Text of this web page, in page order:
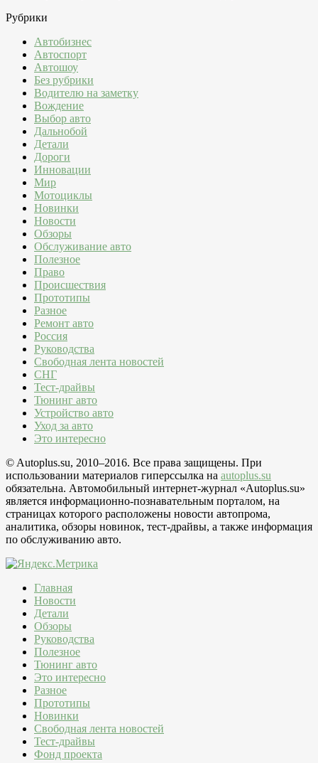
Рубрики
Автобизнес
Автоспорт
Автошоу
Без рубрики
Водителю на заметку
Вождение
Выбор авто
Дальнобой
Детали
Дороги
Инновации
Мир
Мотоциклы
Новинки
Новости
Обзоры
Обслуживание авто
Полезное
Право
Происшествия
Прототипы
Разное
Ремонт авто
Россия
Руководства
Свободная лента новостей
СНГ
Тест-драйвы
Тюнинг авто
Устройство авто
Уход за авто
Это интересно
© Autoplus.su, 2010–2016. Все права защищены. При
использовании материалов гиперссылка на autoplus.su
обязательна. Автомобильный интернет-журнал «Autoplus.su»
является информационно-познавательным порталом, на
страницах которого расположены новости автопрома,
аналитика, обзоры новинок, тест-драйвы, а также информация
по обслуживанию авто.
Главная
Новости
Детали
Обзоры
Руководства
Полезное
Тюнинг авто
Это интересно
Разное
Прототипы
Новинки
Свободная лента новостей
Тест-драйвы
Фонд проекта